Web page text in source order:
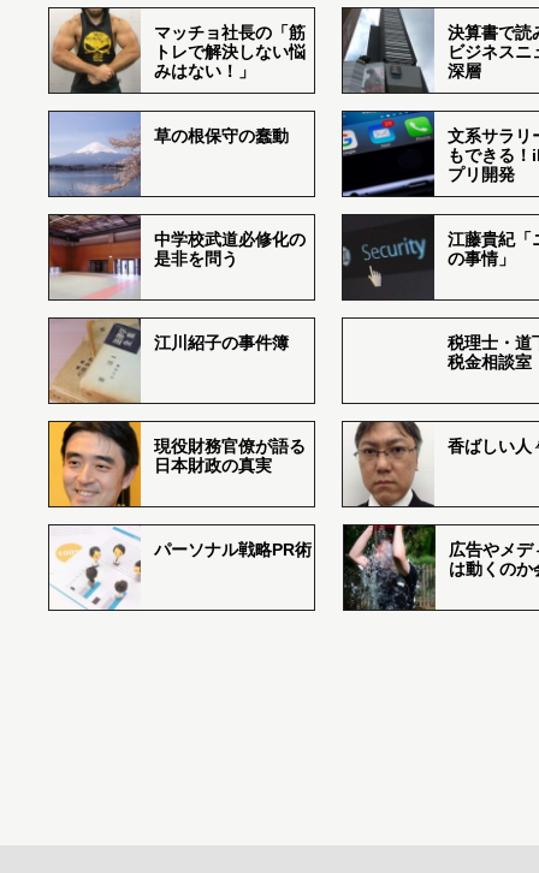
マッチョ社長の「筋
トレで解決しない悩
みはない！」
決算書で読
ビジネスニ
深層
草の根保守の蠢動
文系サラリ
もできる
プリ開発
中学校武道必修化の
是非を問う
江藤貴紀「
の事情」
江川紹子の事件簿
税理士・道
税金相談室
現役財務官僚が語る
日本財政の真実
香ばしい
パーソナル戦略PR術
広告やメデ
は動くのか